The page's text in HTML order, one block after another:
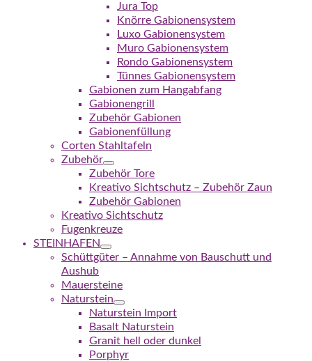
Jura Top
Knörre Gabionensystem
Luxo Gabionensystem
Muro Gabionensystem
Rondo Gabionensystem
Tünnes Gabionensystem
Gabionen zum Hangabfang
Gabionengrill
Zubehör Gabionen
Gabionenfüllung
Corten Stahltafeln
Zubehör
Zubehör Tore
Kreativo Sichtschutz – Zubehör Zaun
Zubehör Gabionen
Kreativo Sichtschutz
Fugenkreuze
STEINHAFEN
Schüttgüter – Annahme von Bauschutt und
Aushub
Mauersteine
Naturstein
Naturstein Import
Basalt Naturstein
Granit hell oder dunkel
Porphyr